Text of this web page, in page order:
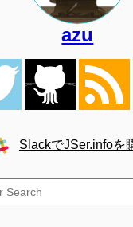
azu
SlackでJSer.infoを